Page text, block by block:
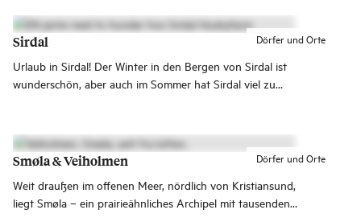
Nähe zu wunderschönen Naturattraktionen.
Dörfer und Orte
Sirdal
Urlaub in Sirdal! Der Winter in den Bergen von Sirdal ist
wunderschön, aber auch im Sommer hat Sirdal viel zu
Dörfer und Orte
Smøla & Veiholmen
Weit draußen im offenen Meer, nördlich von Kristiansund,
liegt Smøla – ein prairieähnliches Archipel mit tausenden